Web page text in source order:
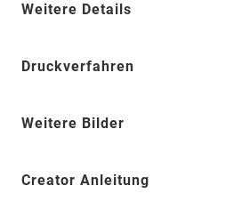
Weitere Details
Druckverfahren
Weitere Bilder
Creator Anleitung